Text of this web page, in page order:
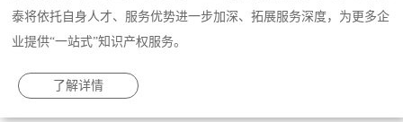
泰将依托自身人才、服务优势进一步加深、拓展服务深度，为更多企
业提供“一站式”知识产权服务。
了解详情